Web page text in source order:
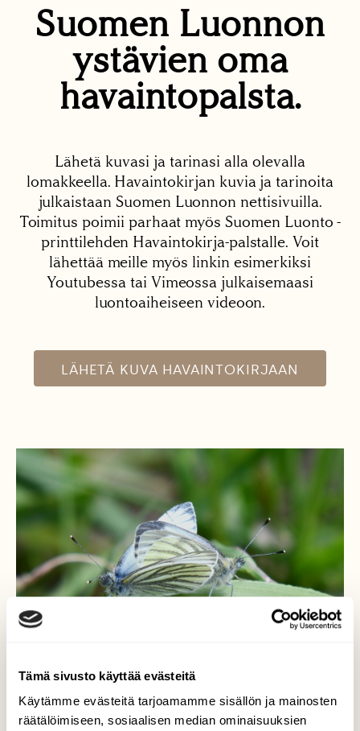
Tämä sivusto käyttää evästeitä
Käytämme evästeitä tarjoamamme sisällön ja mainosten
räätälöimiseen, sosiaalisen median ominaisuuksien
Suomen Luonnon
ystävien oma
havaintopalsta.
Lähetä kuvasi ja tarinasi alla olevalla
lomakkeella. Havaintokirjan kuvia ja tarinoita
julkaistaan Suomen Luonnon nettisivuilla.
Toimitus poimii parhaat myös Suomen Luonto -
printtilehden Havaintokirja-palstalle. Voit
lähettää meille myös linkin esimerkiksi
Youtubessa tai Vimeossa julkaisemaasi
luontoaiheiseen videoon.
LÄHETÄ KUVA HAVAINTOKIRJAAN